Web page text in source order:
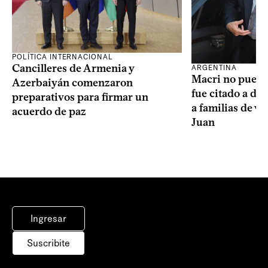
POLÍTICA INTERNACIONAL
Cancilleres de Armenia y
Azerbaiyán comenzaron
preparativos para firmar un
acuerdo de paz
ARGENTINA
Macri no
fue citado a
a familias de
Juan
Ingresar
Suscribite